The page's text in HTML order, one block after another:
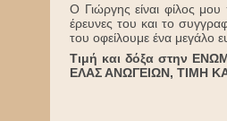
Ο Γιώργης είναι φίλος μου
έρευνες του και το
του οφείλουμε ένα μεγάλο
Τιμή και δόξα στην
ΕΛΑΣ ΑΝΩΓΕΙΩΝ, ΤΙΜΗ